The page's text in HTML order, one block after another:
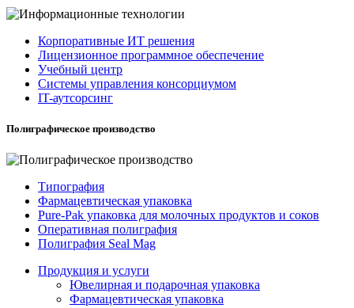
Корпоративные ИТ решения
Лицензионное программное обеспечение
Учебный центр
Системы управления консорциумом
IT-аутсорсинг
Полиграфическое производство
Типография
Фармацевтическая упаковка
Pure-Pak упаковка для молочных продуктов и соков
Оперативная полиграфия
Полиграфия Seal Mag
Продукция и услуги
Ювелирная и подарочная упаковка
Фармацевтическая упаковка